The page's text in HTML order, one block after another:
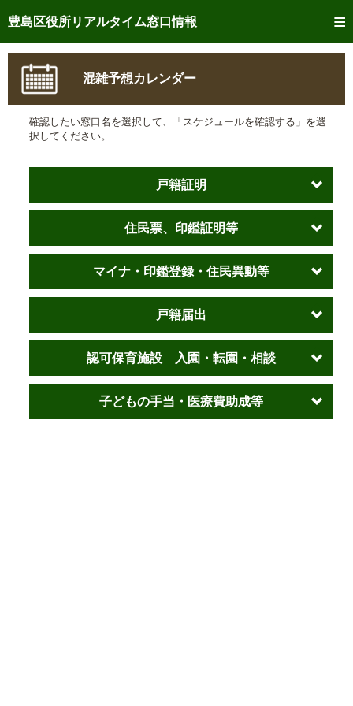
豊島区役所リアルタイム窓口情報
トップページへ
ご利用方法
事前予約
予約状況確認
交付状況確認
混雑予想カレンダー
混雑予想カレンダー
確認したい窓口名を選択して、「スケジュールを確認する」を選
択してください。
戸籍証明
住民票、印鑑証明等
マイナ・印鑑登録・住民異動等
戸籍届出
認可保育施設 入園・転園・相談
子どもの手当・医療費助成等